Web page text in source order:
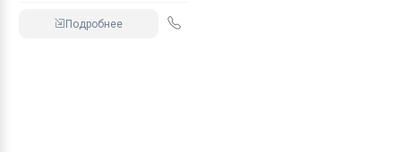
Подробнее